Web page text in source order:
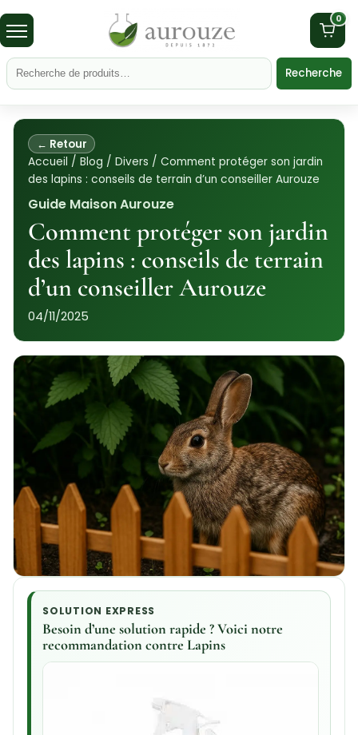
0
Recherche
← Retour
Accueil / Blog / Divers / Comment protéger son jardin
des lapins : conseils de terrain d’un conseiller Aurouze
Guide Maison Aurouze
Comment protéger son jardin
des lapins : conseils de terrain
d’un conseiller Aurouze
04/11/2025
SOLUTION EXPRESS
Besoin d’une solution rapide ? Voici notre
recommandation contre Lapins